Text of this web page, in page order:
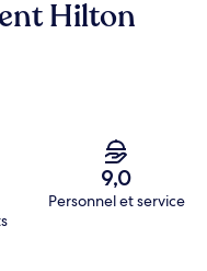
Hilton
9,0
Personnel et service